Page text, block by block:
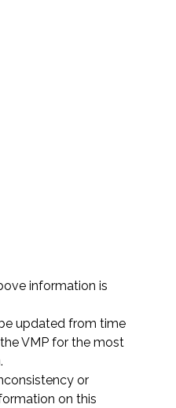
information is
updated from time
VMP for the most
or
on this